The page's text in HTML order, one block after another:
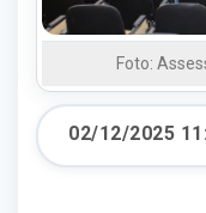
Foto:
02/12/2025